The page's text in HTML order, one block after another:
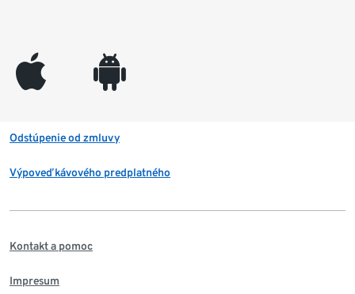
appleinc android
Odstúpenie od zmluvy
Výpoveď kávového predplatného
Kontakt a pomoc
Impresum